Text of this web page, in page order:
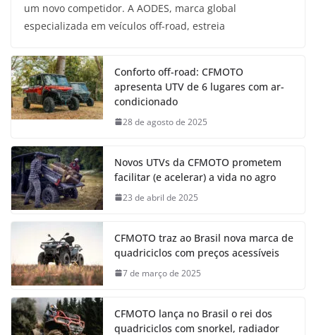
um novo competidor. A AODES, marca global
especializada em veículos off-road, estreia
Conforto off-road: CFMOTO
apresenta UTV de 6 lugares com ar-
condicionado
28 de agosto de 2025
Novos UTVs da CFMOTO prometem
facilitar (e acelerar) a vida no agro
23 de abril de 2025
CFMOTO traz ao Brasil nova marca de
quadriciclos com preços acessíveis
7 de março de 2025
CFMOTO lança no Brasil o rei dos
quadriciclos com snorkel, radiador